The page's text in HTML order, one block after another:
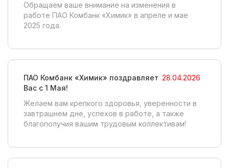
Обращаем ваше внимание на изменения в
работе ПАО Комбанк «Химик» в апреле и мае
2025 года.
ПАО Комбанк «Химик» поздравляет
Вас с 1 Мая!
28.04.2026
Желаем вам крепкого здоровья, уверенности в
завтрашнем дне, успехов в работе, а также
благополучия вашим трудовым коллективам!